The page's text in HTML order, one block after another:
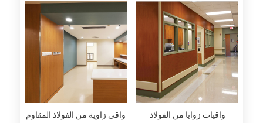
واقي زاوية من الفولاذ المقاوم
واقيات زوايا من الفولاذ